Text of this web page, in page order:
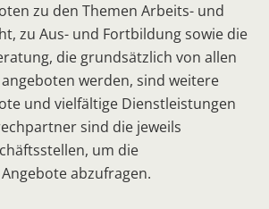
zu den Themen Arbeits- und
zu Aus- und Fortbildung sowie die
die grundsätzlich von allen
werden, sind weitere
und vielfältige Dienstleistungen
sind die jeweils
um die
abzufragen.